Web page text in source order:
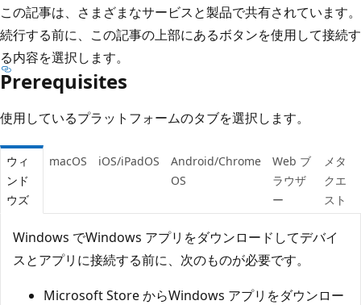
この記事は、さまざまなサービスと製品で共有されています。
続行する前に、この記事の上部にあるボタンを使用して接続す
る内容を選択します。
Prerequisites
使用しているプラットフォームのタブを選択します。
ウィ
ンド
ウズ
macOS iOS/iPadOS
Android/Chrome
OS
Web ブ
ラウザ
ー
メタ
クエ
スト
Windows でWindows アプリをダウンロードしてデバイ
スとアプリに接続する前に、次のものが必要です。
Microsoft Store からWindows アプリをダウンロー